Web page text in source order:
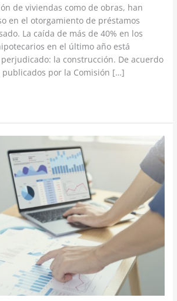
de viviendas como de obras, han
en el otorgamiento de préstamos
La caída de más de 40% en los
en el último año está
la construcción. De acuerdo
por la Comisión […]